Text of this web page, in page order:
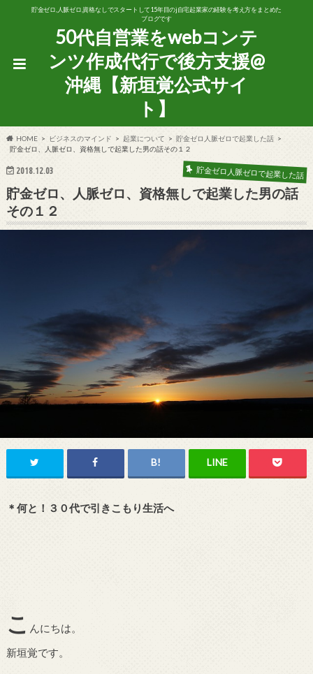
貯金ゼロ,人脈ゼロ,資格なしでスタートして15年目のj自宅起業家の経験を考え方をまとめた
ブログです
50代自営業をwebコンテ
ンツ作成代行で後方支援@
沖縄【新垣覚公式サイ
ト】
HOME ビジネスのマインド 起業について
貯金ゼロ人脈ゼロで起業した話
貯金ゼロ、人脈ゼロ、資格無しで起業した男の話その１２
2018.12.03 貯金ゼロ人脈ゼロで起業した話
貯金ゼロ、人脈ゼロ、資格無しで起業した男の話
その１２
＊何と！３０代で引きこもり生活へ
こ んにちは。
新垣覚です。